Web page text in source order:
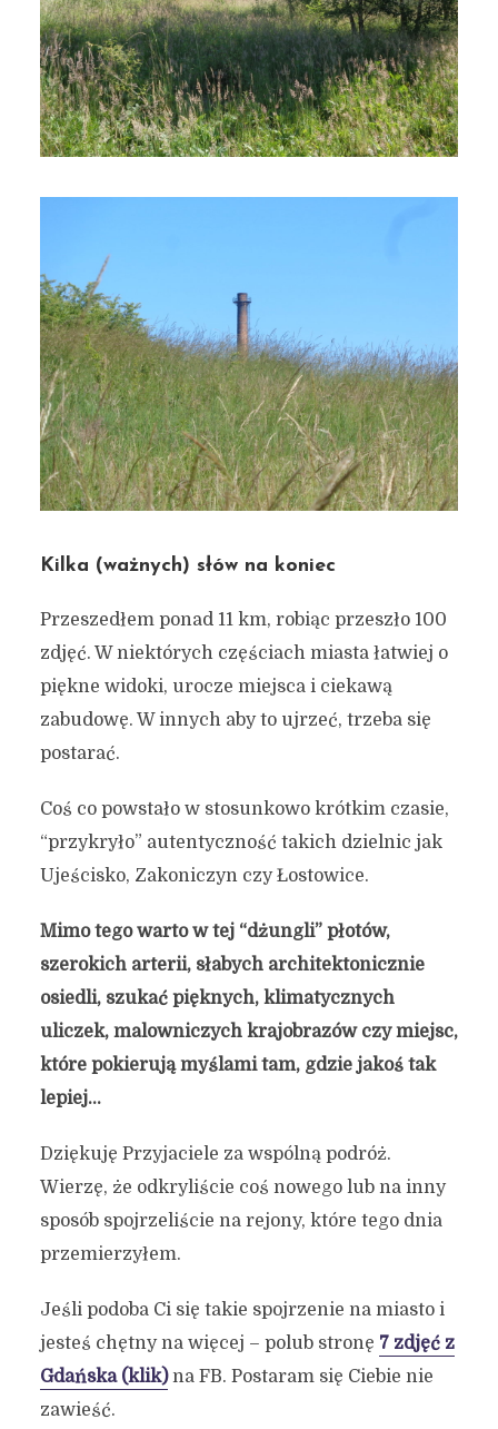
Kilka (ważnych) słów na koniec
Przeszedłem ponad 11 km, robiąc przeszło 100
zdjęć. W niektórych częściach miasta łatwiej o
piękne widoki, urocze miejsca i ciekawą
zabudowę. W innych aby to ujrzeć, trzeba się
postarać.
Coś co powstało w stosunkowo krótkim czasie,
“przykryło” autentyczność takich dzielnic jak
Ujeścisko, Zakoniczyn czy Łostowice.
Mimo tego warto w tej “dżungli” płotów,
szerokich arterii, słabych architektonicznie
osiedli, szukać pięknych, klimatycznych
uliczek, malowniczych krajobrazów czy miejsc,
które pokierują myślami tam, gdzie jakoś tak
lepiej…
Dziękuję Przyjaciele za wspólną podróż.
Wierzę, że odkryliście coś nowego lub na inny
sposób spojrzeliście na rejony, które tego dnia
przemierzyłem.
Jeśli podoba Ci się takie spojrzenie na miasto i
jesteś chętny na więcej – polub stronę 7 zdjęć z
Gdańska (klik)na FB. Postaram się Ciebie nie
zawieść.